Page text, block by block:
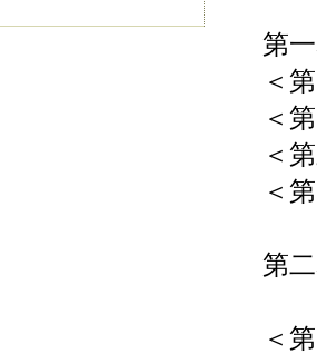
第
＜
＜
＜
＜
第
＜